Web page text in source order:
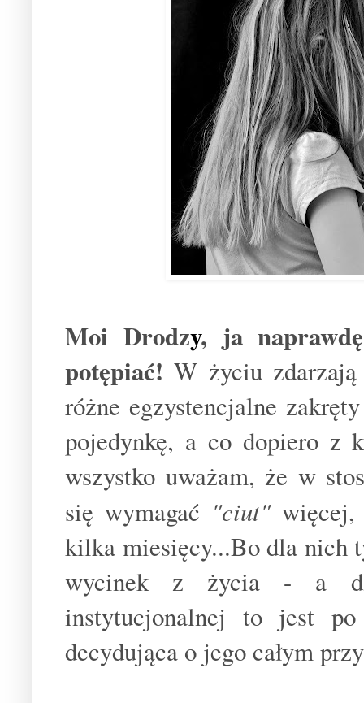
Moi Drodzy, ja
potępiać! W życiu
różne egzystencjalne
pojedynkę, a co dopiero z
wszystko uważam, że w
się wymagać "ciut"więcej,
kilka miesięcy...Bo dla nich
wycinek z życia - a
instytucjonalnej to jest
decydująca o jego całym